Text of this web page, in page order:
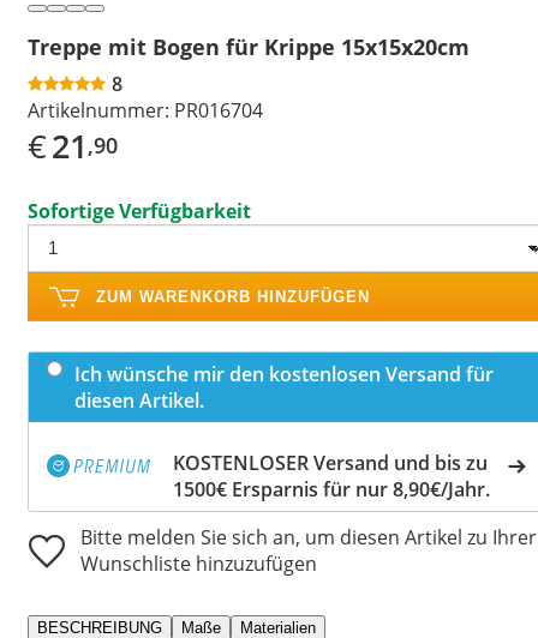
Treppe mit Bogen für Krippe 15x15x20cm
8
Artikelnummer: PR016704
€21 ,90
Sofortige Verfügbarkeit
ZUM WARENKORB HINZUFÜGEN
Ich wünsche mir den kostenlosen Versand für
diesen Artikel.
KOSTENLOSER Versand und bis zu
1500€ Ersparnis für nur 8,90€/Jahr.
Bitte melden Sie sich an, um diesen Artikel zu Ihrer
Wunschliste hinzuzufügen
BESCHREIBUNG Maße Materialien